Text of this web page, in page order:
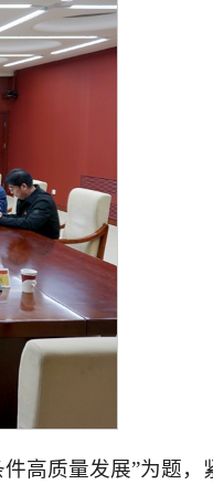
高质量发展”为题，